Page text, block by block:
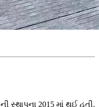
સ્થાપના 2015 માં થઈ હતી.